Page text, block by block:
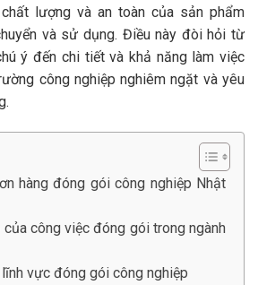
lượng và an toàn của sản phẩm
và sử dụng. Điều này đòi hỏi từ
ý đến chi tiết và khả năng làm việc
công nghiệp nghiêm ngặt và yêu
hàng đóng gói công nghiệp Nhật
công việc đóng gói trong ngành
vực đóng gói công nghiệp